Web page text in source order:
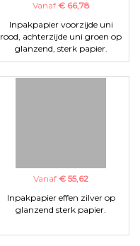
Vanaf € 66,78
Inpakpapier voorzijde uni
rood, achterzijde uni groen op
glanzend, sterk papier.
Vanaf € 55,62
Inpakpapier effen zilver op
glanzend sterk papier.